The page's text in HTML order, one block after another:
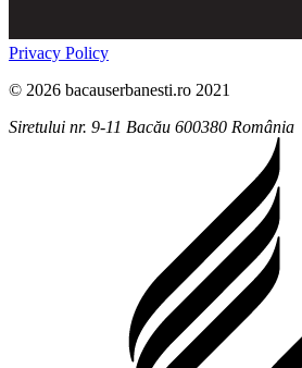
Privacy Policy
© 2026 bacauserbanesti.ro 2021
Siretului nr. 9-11 Bacău 600380 România